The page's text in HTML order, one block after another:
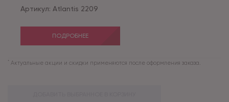
Артикул: Atlantis 2209
ПОДРОБНЕЕ
* Актуальные акции и скидки применяются после оформления заказа.